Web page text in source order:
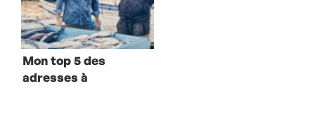
Mon top 5 des
adresses à